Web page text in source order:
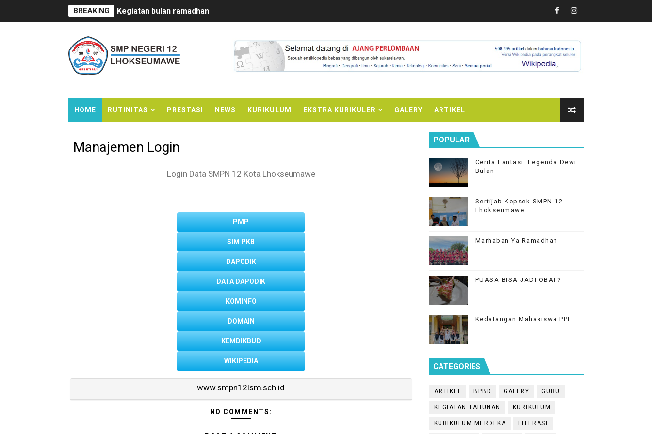
BREAKING Kegiatan bulan ramadhan
Kedatangan Mahasiswa PPL
PUASA BISA JADI OBAT?
In House Training (IHT) SMPN 12 Lhokseumawe
Kegiatan Sosialisasi PPDB SMPN 12 Lhokseumawe
Geliat Literasi di SMPN 12 Lhokseumawe
Vaksin Polio di SMPN 12 Lhokseumawe
Lomba Tingkat Pramuka Penggalang
BPBD di SMPN 12 Lhokseumawe
Kapolsek Banda Sakti di SMPN 12 Lhokseumawe
Karya Wisata ke Suzuya
Sosialisasi dan Kolaborasi
Kegiatan Projek Penguatan Profil Pelajar Pancasila di SMPN 12 Lhokseumawe (2)
Supervisi Tingkatkan Aksi
HOME RUTINITAS PRESTASI NEWS KURIKULUM EKSTRA KURIKULER GALERY ARTIKEL
Manajemen Login
Login Data SMPN 12 Kota Lhokseumawe
PMP
SIM PKB
DAPODIK
DATA DAPODIK
KOMINFO
DOMAIN
KEMDIKBUD
WIKIPEDIA
www.smpn12lsm.sch.id
NO COMMENTS:
POPULAR
Cerita Fantasi: Legenda Dewi
Bulan
Sertijab Kepsek SMPN 12
Lhokseumawe
Marhaban Ya Ramadhan
PUASA BISA JADI OBAT?
Kedatangan Mahasiswa PPL
CATEGORIES
ARTIKEL BPBD GALERY GURU
KEGIATAN TAHUNAN KURIKULUM
KURIKULUM MERDEKA LITERASI